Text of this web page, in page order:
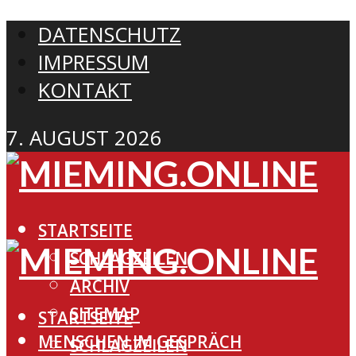
DATENSCHUTZ
IMPRESSUM
KONTAKT
7. AUGUST 2026
STARTSEITE
SCHLAGZEILEN
ARCHIV
SITEMAP
MENSCHEN IM GESPRÄCH
STARTSEITE
SCHLAGZEILEN